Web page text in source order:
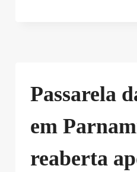
Passarela
em
reaberta